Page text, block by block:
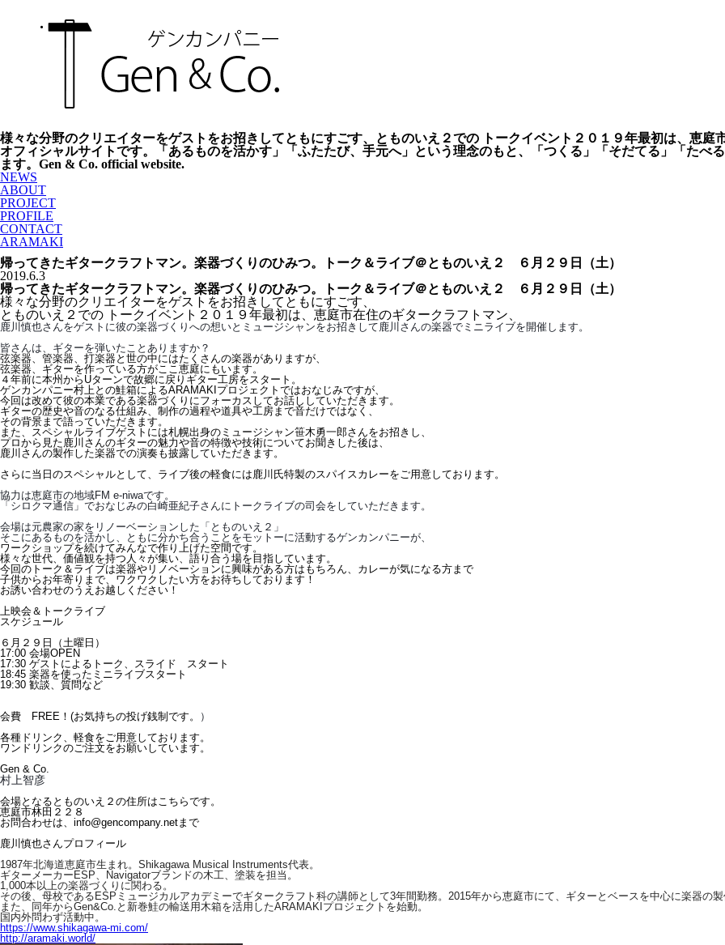
様々な分野のクリエイターをゲストをお招きしてともにすごす、とものいえ２での トークイベント２０１９年最初は、恵庭
オフィシャルサイトです。「あるものを活かす」「ふたたび、手元へ」という理念のもと、「つくる」「そだてる」「たべ
ます。Gen & Co. official website.
NEWS
ABOUT
PROJECT
PROFILE
CONTACT
ARAMAKI
帰ってきたギタークラフトマン。楽器づくりのひみつ。トーク＆ライブ＠とものいえ２ ６月２９日（土）
2019.6.3
帰ってきたギタークラフトマン。楽器づくりのひみつ。トーク＆ライブ＠とものいえ２ ６月２９日（土）
様々な分野のクリエイターをゲストをお招きしてともにすごす、
とものいえ２での トークイベント２０１９年最初は、恵庭市在住のギタークラフトマン、
鹿川慎也さんをゲストに彼の楽器づくりへの想いとミュージシャンをお招きして鹿川さんの楽器でミニライブを開催します。
皆さんは、ギターを弾いたことありますか？
弦楽器、管楽器、打楽器と世の中にはたくさんの楽器がありますが、
弦楽器、ギターを作っている方がここ恵庭にもいます。
４年前に本州からUターンで故郷に戻りギター工房をスタート。
ゲンカンパニー村上との鮭箱によるARAMAKIプロジェクトではおなじみですが、
今回は改めて彼の本業である楽器づくりにフォーカスしてお話ししていただきます。
ギターの歴史や音のなる仕組み、制作の過程や道具や工房まで音だけではなく、
その背景まで語っていただきます。
また、スペシャルライブゲストには札幌出身のミュージシャン笹木勇一郎さんをお招きし、
プロから見た鹿川さんのギターの魅力や音の特徴や技術についてお聞きした後は、
鹿川さんの製作した楽器での演奏も披露していただきます。
さらに当日のスペシャルとして、ライブ後の軽食には鹿川氏特製のスパイスカレーをご用意しております。
協力は恵庭市の地域FM e-niwaです。
「シロクマ通信」でおなじみの白崎亜紀子さんにトークライブの司会をしていただきます。
会場は元農家の家をリノーベーションした「とものいえ２」
そこにあるものを活かし、ともに分かち合うことをモットーに活動するゲンカンパニーが、
ワークショップを続けてみんなで作り上げた空間です。
様々な世代、価値観を持つ人々が集い、語り合う場を目指しています。
今回のトーク＆ライブは楽器やリノベーションに興味がある方はもちろん、カレーが気になる方まで
子供からお年寄りまで、ワクワクしたい方をお待ちしております！
お誘い合わせのうえお越しください！
上映会＆トークライブ
スケジュール
６月２９日（土曜日）
17:00 会場OPEN
17:30 ゲストによるトーク、スライド スタート
18:45 楽器を使ったミニライブスタート
19:30 歓談、質問など
会費 FREE！(お気持ちの投げ銭制です。
）
各種ドリンク、軽食をご用意しております。
ワンドリンクのご注文をお願いしています。
Gen & Co.
村上智彦
会場となるとものいえ２の住所はこちらです。
恵庭市林田２２８
お問合わせは、info@gencompany.netまで
鹿川慎也さんプロフィール
1987年北海道恵庭市生まれ。Shikagawa Musical Instruments代表。
ギターメーカーESP、Navigatorブランドの木工、塗装を担当。
1,000本以上の楽器づくりに関わる。
その後、母校であるESPミュージカルアカデミーでギタークラフト科の講師として3年間勤務。2015年から恵庭市にて、ギターとベースを中心に楽器の製
また、同年からGen&Co.と新巻鮭の輸送用木箱を活用したARAMAKIプロジェクトを始動。
国内外問わず活動中。
https://www.shikagawa-mi.com/
http://aramaki.world/